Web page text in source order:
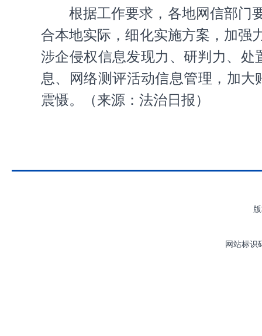
根据工作要求，各地网信部门
合本地实际，细化实施方案，加强
涉企侵权信息发现力、研判力、
息、网络测评活动信息管理，加
震慑。
（来源：法治日报 ）
网站标识